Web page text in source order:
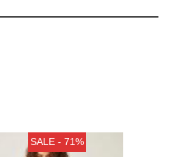
SALE - 71%